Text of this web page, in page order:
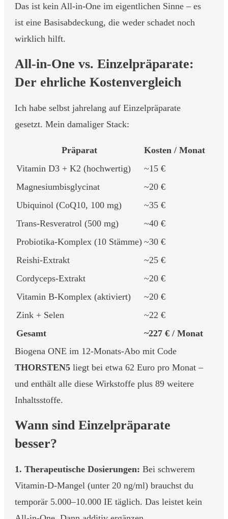
Das ist kein All-in-One im eigentlichen Sinne – es
ist eine Basisabdeckung, die weder schadet noch
wirklich hilft.
All-in-One vs. Einzelpräparate:
Der ehrliche Kostenvergleich
Ich habe selbst jahrelang auf Einzelpräparate
gesetzt. Mein damaliger Stack:
Präparat
Kosten / Monat
Vitamin D3 + K2 (hochwertig)
~15 €
Magnesiumbisglycinat
~20 €
Ubiquinol (CoQ10, 100 mg)
~35 €
Trans-Resveratrol (500 mg)
~40 €
Probiotika-Komplex (10 Stämme) ~30 €
Reishi-Extrakt
~25 €
Cordyceps-Extrakt
~20 €
Vitamin B-Komplex (aktiviert)
~20 €
Zink + Selen
~22 €
Gesamt
~227 € / Monat
Biogena ONE im 12-Monats-Abo mit Code
THORSTEN5 liegt bei etwa 62 Euro pro Monat –
und enthält alle diese Wirkstoffe plus 89 weitere
Inhaltsstoffe.
Wann sind Einzelpräparate
besser?
1. Therapeutische Dosierungen: Bei schwerem
Vitamin-D-Mangel (unter 20 ng/ml) brauchst du
temporär 5.000–10.000 IE täglich. Das leistet kein